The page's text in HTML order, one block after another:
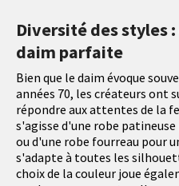
Diversité des styles
daim parfaite
Bien que le daim évoque
années 70, les créateurs ont
répondre aux attentes de la
s'agisse d'une robe
ou d'une robe fourreau pour
s'adapte à toutes les
choix de la couleur joue